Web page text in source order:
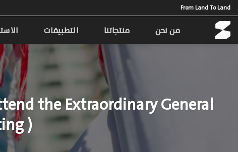
Skip
to
content
From Land To Land
من نحن منتجاتنا التطبيقات
the Extraordinary General
)